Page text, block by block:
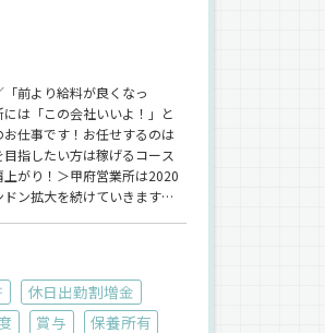
前より給料が良くなっ
は「この会社いいよ！」と
仕事です！お任せするのは
指したい方は稼げるコース
がり！＞甲府営業所は2020
ン拡大を続けていきます
休日出勤割増金
賞与
保養所有